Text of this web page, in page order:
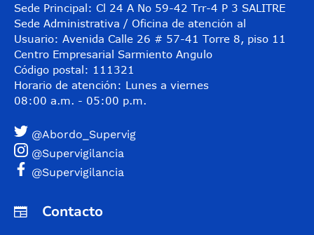
Sede Principal: Cl 24 A No 59-42 Trr-4 P 3 SALITRE
Sede Administrativa / Oficina de atención al
Usuario: Avenida Calle 26 # 57-41 Torre 8, piso 11
Centro Empresarial Sarmiento Angulo
Código postal: 111321
Horario de atención: Lunes a viernes
08:00 a.m. - 05:00 p.m.
@Abordo_Supervig
@Supervigilancia
@Supervigilancia
Contacto